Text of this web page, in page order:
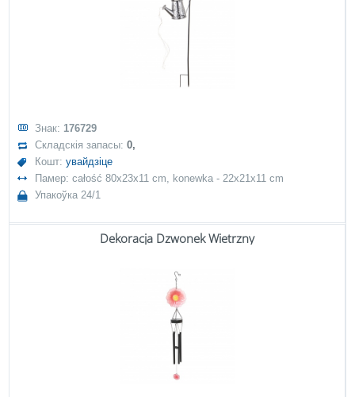
Знак: 176729
Складскія запасы:0,
Кошт:увайдзіце
Памер: całość 80x23x11 cm, konewka - 22x21x11 cm
Упакоўка 24/1
Dekoracja Dzwonek Wietrzny